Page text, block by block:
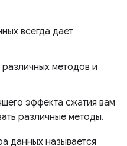
всегда дает
методов и
эффекта сжатия вам
различные методы.
данных называется